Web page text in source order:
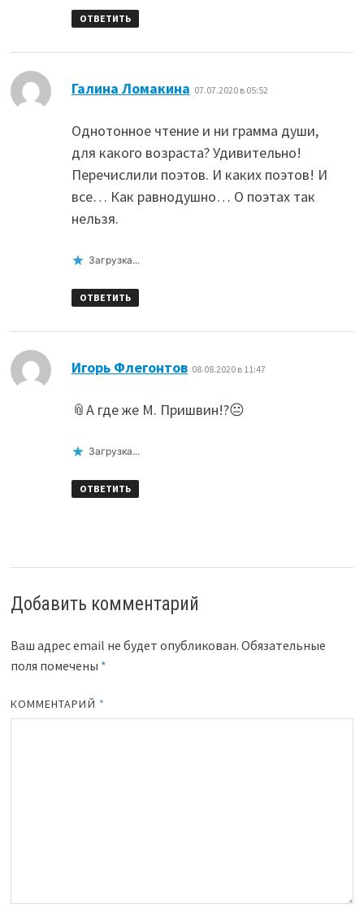
ОТВЕТИТЬ
Галина Ломакина 07.07.2020 в 05:52
Однотонное чтение и ни грамма души,
для какого возраста? Удивительно!
Перечислили поэтов. И каких поэтов! И
все… Как равнодушно… О поэтах так
нельзя.
Загрузка...
ОТВЕТИТЬ
Игорь Флегонтов: 08.08.2020 в 11:47
📎А где же М. Пришвин!?😐
Загрузка...
ОТВЕТИТЬ
Добавить комментарий
Ваш адрес email не будет опубликован. Обязательные
поля помечены *
КОММЕНТАРИЙ *